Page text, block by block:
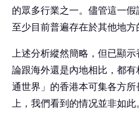
的眾多行業之一。儘管這一
至少目前普遍存在於其他地方
上述分析縱然簡略，但已顯
論跟海外還是內地相比，都
通世界」的香港本可集各方
上，我們看到的情况並非如